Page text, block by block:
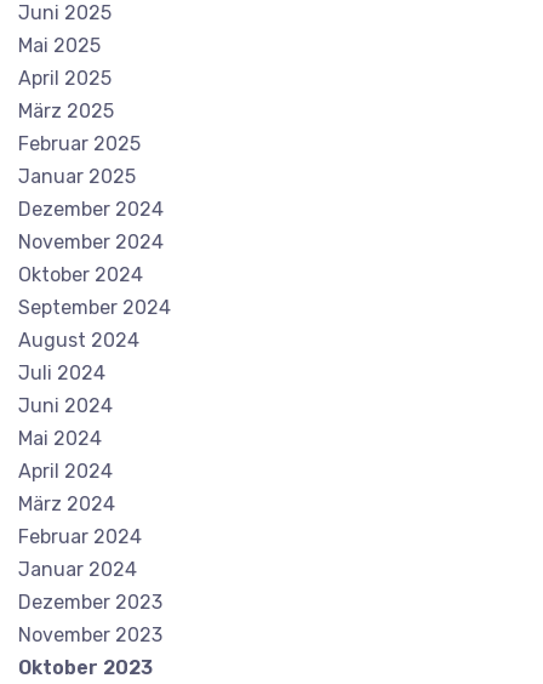
Juni 2025
Mai 2025
April 2025
März 2025
Februar 2025
Januar 2025
Dezember 2024
November 2024
Oktober 2024
September 2024
August 2024
Juli 2024
Juni 2024
Mai 2024
April 2024
März 2024
Februar 2024
Januar 2024
Dezember 2023
November 2023
Oktober 2023